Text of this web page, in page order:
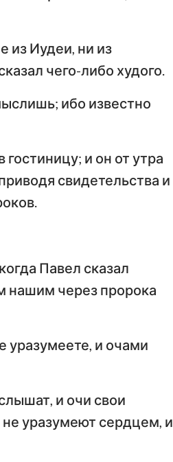
из Иудеи, ни из
чего-либо худого.
ибо известно
и он от утра
свидетельства и
Павел сказал
нашим через пророка
уразумеете, и очами
и очи свои
уразумеют сердцем, и